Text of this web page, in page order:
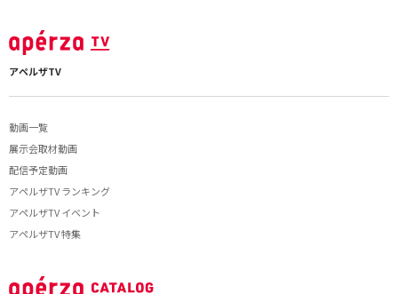
アペルザTV
動画一覧
展示会取材動画
配信予定動画
アペルザTV ランキング
アペルザTV イベント
アペルザTV 特集